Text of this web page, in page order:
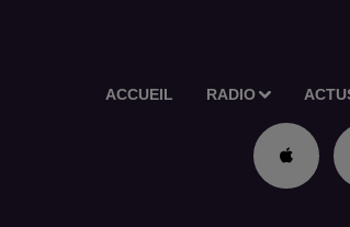
ACCUEIL RADIO